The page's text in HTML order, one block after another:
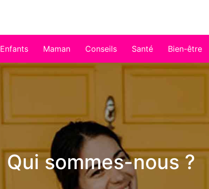
Enfants Maman Conseils Santé Bien-être
Qui sommes-nous ?